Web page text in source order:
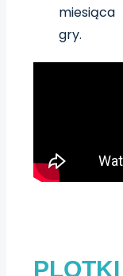
gry.
PLOTKI